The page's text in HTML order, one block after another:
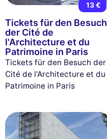
13 €
Tickets für den Besuch
der Cité de
l'Architecture et du
Patrimoine in Paris
Tickets für den Besuch der
Cité de l'Architecture et du
Patrimoine in Paris